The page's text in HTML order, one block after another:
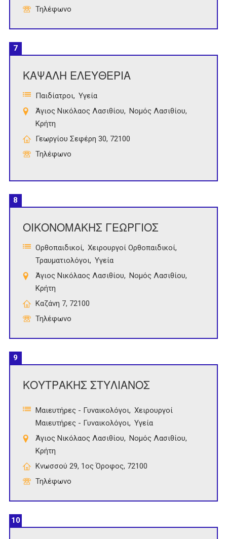
Τηλέφωνο
7
ΚΑΨΑΛΗ ΕΛΕΥΘΕΡΙΑ
Παιδίατροι Υγεία
Άγιος Νικόλαος Λασιθίου
Νομός Λασιθίου
Κρήτη
Γεωργίου Σεφέρη 30, 72100
Τηλέφωνο
8
ΟΙΚΟΝΟΜΑΚΗΣ ΓΕΩΡΓΙΟΣ
Ορθοπαιδικοί Χειρουργοί Ορθοπαιδικοί
Τραυματιολόγοι Υγεία
Άγιος Νικόλαος Λασιθίου
Νομός Λασιθίου
Κρήτη
Καζάνη 7, 72100
Τηλέφωνο
9
ΚΟΥΤΡΑΚΗΣ ΣΤΥΛΙΑΝΟΣ
Μαιευτήρες - Γυναικολόγοι Χειρουργοί
Μαιευτήρες - Γυναικολόγοι Υγεία
Άγιος Νικόλαος Λασιθίου
Νομός Λασιθίου
Κρήτη
Κνωσσού 29, 1ος Όροφος, 72100
Τηλέφωνο
10